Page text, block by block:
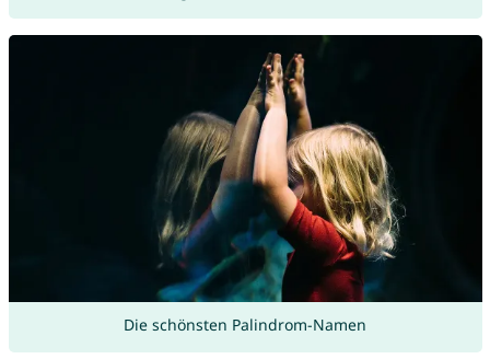
Die schönsten Palindrom-Namen